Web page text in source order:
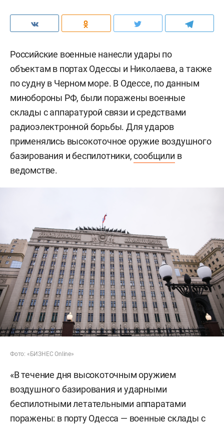
Российские военные нанесли удары по
объектам в портах Одессы и Николаева, а также
по судну в Черном море. В Одессе, по данным
минобороны РФ, были поражены военные
склады с аппаратурой связи и средствами
радиоэлектронной борьбы. Для ударов
применялись высокоточное оружие воздушного
базирования и беспилотники,сообщили в
ведомстве.
Фото: «БИЗНЕС Online»
«В течение дня высокоточным оружием
воздушного базирования и ударными
беспилотными летательными аппаратами
поражены: в порту Одесса — военные склады с